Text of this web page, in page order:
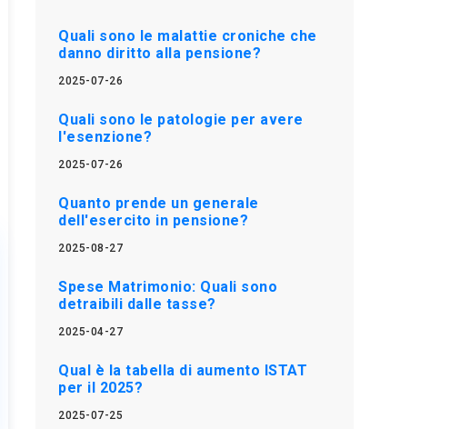
Quali sono le malattie croniche che
danno diritto alla pensione?
2025-07-26
Quali sono le patologie per avere
l'esenzione?
2025-07-26
Quanto prende un generale
dell'esercito in pensione?
2025-08-27
Spese Matrimonio: Quali sono
detraibili dalle tasse?
2025-04-27
Qual è la tabella di aumento ISTAT
per il 2025?
2025-07-25